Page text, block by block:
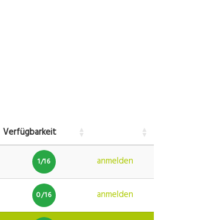
Verfügbarkeit
1/16 anmelden
0/16 anmelden